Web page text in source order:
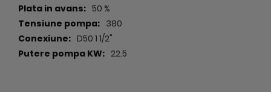
50 %
380
D50 1 1/2"
22.5